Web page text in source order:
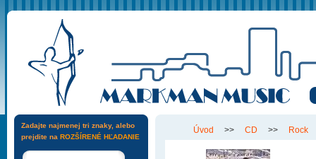
Úvod >> CD >> Rock
Zadajte najmenej tri znaky, alebo
prejdite na ROZŠÍRENÉ HĽADANIE